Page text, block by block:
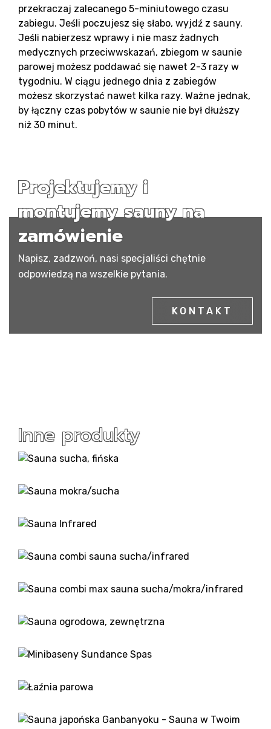
przekraczaj zalecanego 5-miniutowego czasu
zabiegu. Jeśli poczujesz się słabo, wyjdź z sauny.
Jeśli nabierzesz wprawy i nie masz żadnych
medycznych przeciwwskazań, zbiegom w saunie
parowej możesz poddawać się nawet 2-3 razy w
tygodniu. W ciągu jednego dnia z zabiegów
możesz skorzystać nawet kilka razy. Ważne jednak,
by łączny czas pobytów w saunie nie był dłuższy
niż 30 minut.
Projektujemy i
montujemy sauny na
zamówienie
Napisz, zadzwoń, nasi specjaliści chętnie
odpowiedzą na wszelkie pytania.
KONTAKT
Inne produkty